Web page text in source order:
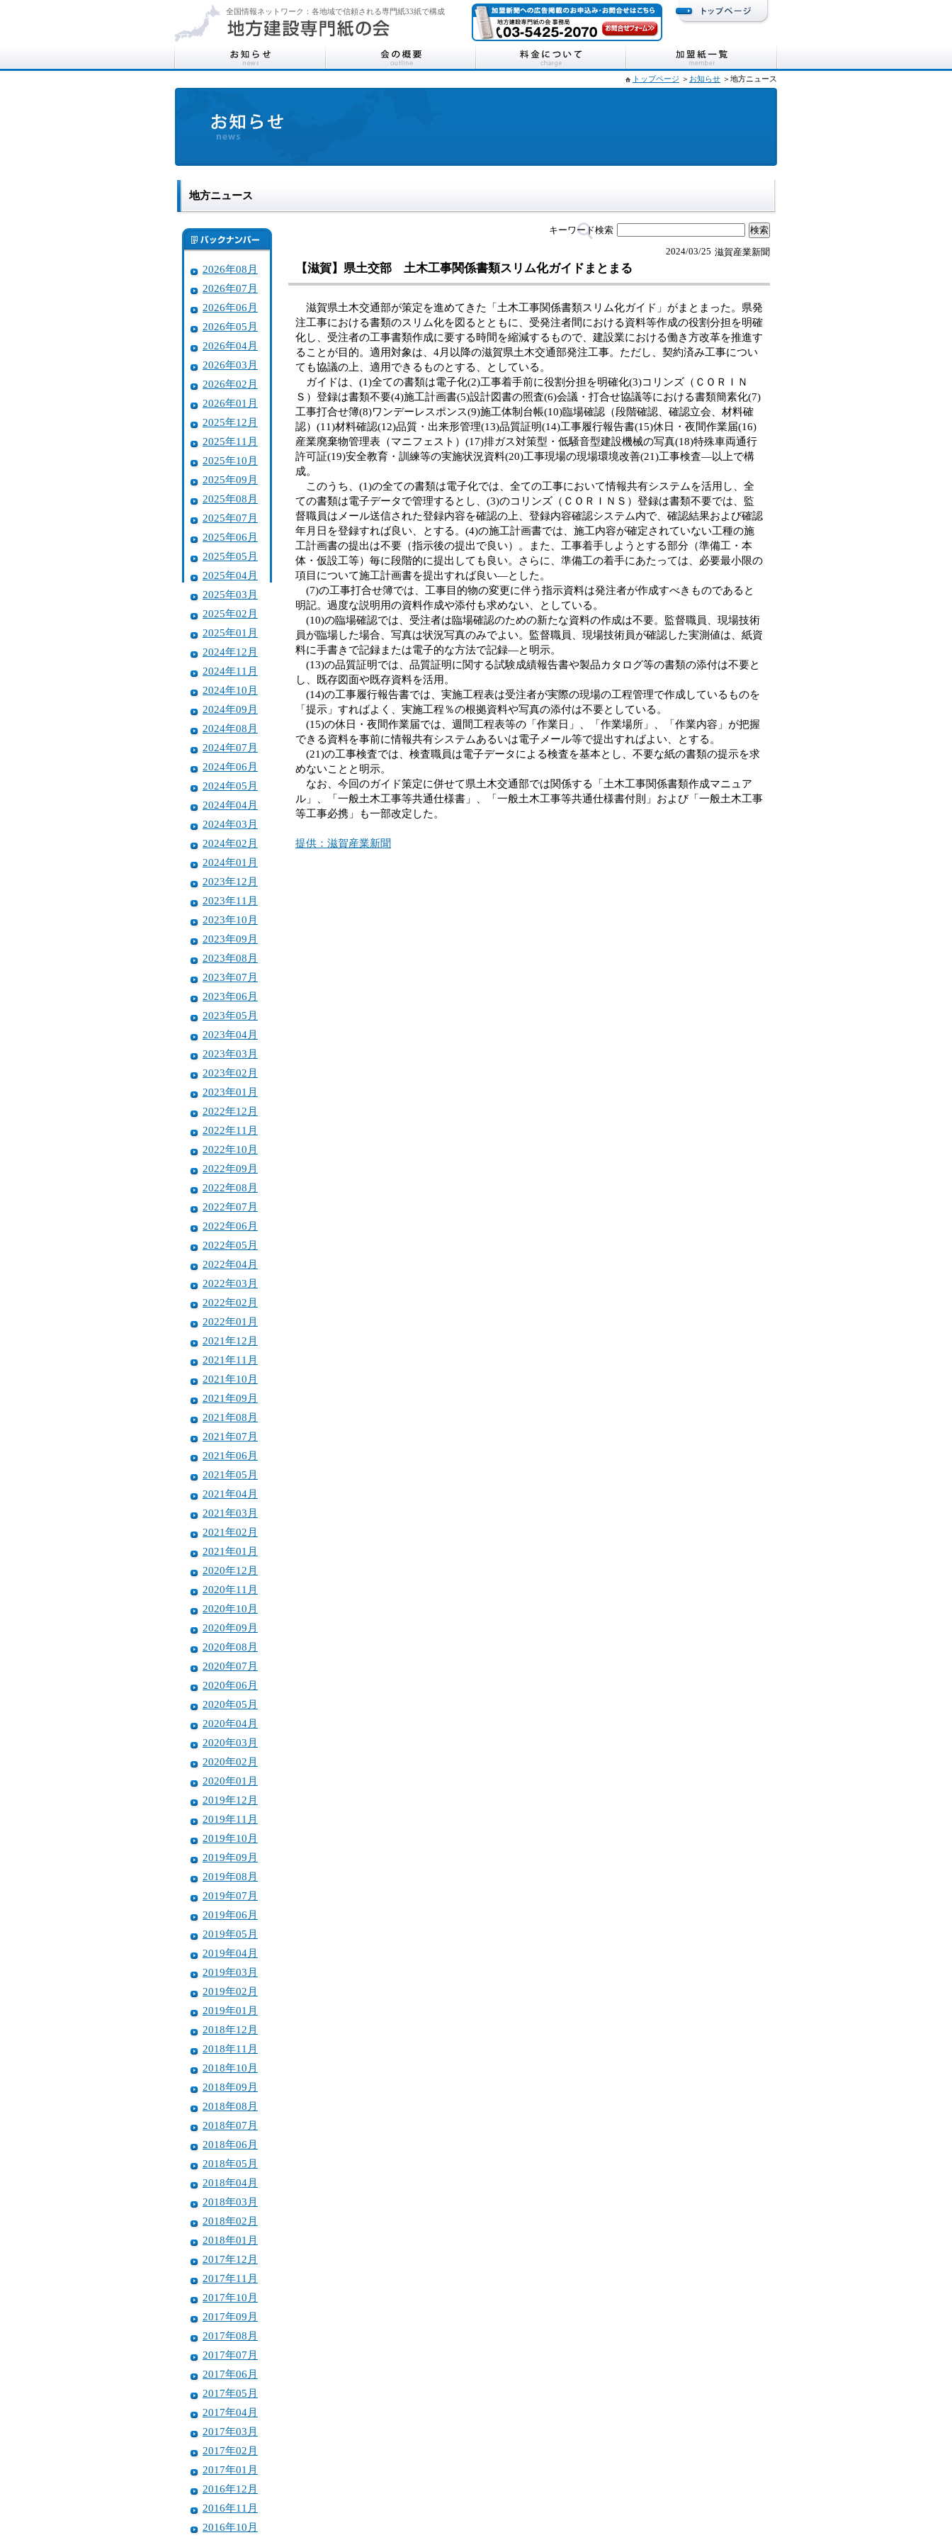
全国情報ネットワーク：各地域で信頼される専門紙33紙で構成
トップページ ＞ お知らせ ＞地方ニュース
地方ニュース
2026年08月
2026年07月
2026年06月
2026年05月
2026年04月
2026年03月
2026年02月
2026年01月
2025年12月
2025年11月
2025年10月
2025年09月
2025年08月
2025年07月
2025年06月
2025年05月
2025年04月
2025年03月
2025年02月
2025年01月
2024年12月
2024年11月
2024年10月
2024年09月
2024年08月
2024年07月
2024年06月
2024年05月
2024年04月
2024年03月
2024年02月
2024年01月
2023年12月
2023年11月
2023年10月
2023年09月
2023年08月
2023年07月
2023年06月
2023年05月
2023年04月
2023年03月
2023年02月
2023年01月
2022年12月
2022年11月
2022年10月
2022年09月
2022年08月
2022年07月
2022年06月
2022年05月
2022年04月
2022年03月
2022年02月
2022年01月
2021年12月
2021年11月
2021年10月
2021年09月
2021年08月
2021年07月
2021年06月
2021年05月
2021年04月
2021年03月
2021年02月
2021年01月
2020年12月
2020年11月
2020年10月
2020年09月
2020年08月
2020年07月
2020年06月
2020年05月
2020年04月
2020年03月
2020年02月
2020年01月
2019年12月
2019年11月
2019年10月
2019年09月
2019年08月
2019年07月
2019年06月
2019年05月
2019年04月
2019年03月
2019年02月
2019年01月
2018年12月
2018年11月
2018年10月
2018年09月
2018年08月
2018年07月
2018年06月
2018年05月
2018年04月
2018年03月
2018年02月
2018年01月
2017年12月
2017年11月
2017年10月
2017年09月
2017年08月
2017年07月
2017年06月
2017年05月
2017年04月
2017年03月
2017年02月
2017年01月
2016年12月
2016年11月
2016年10月
キーワード検索
滋賀産業新聞
2024/03/25
【滋賀】県土交部 土木工事関係書類スリム化ガイドまとまる
滋賀県土木交通部が策定を進めてきた「土木工事関係書類スリム化ガイド」がまとまった。県発
注工事における書類のスリム化を図るとともに、受発注者間における資料等作成の役割分担を明確
化し、受注者の工事書類作成に要する時間を縮減するもので、建設業における働き方改革を推進す
ることが目的。適用対象は、4月以降の滋賀県土木交通部発注工事。ただし、契約済み工事につい
ても協議の上、適用できるものとする、としている。
ガイドは、(1)全ての書類は電子化(2)工事着手前に役割分担を明確化(3)コリンズ（ＣＯＲＩＮ
Ｓ）登録は書類不要(4)施工計画書(5)設計図書の照査(6)会議・打合せ協議等における書類簡素化(7)
工事打合せ簿(8)ワンデーレスポンス(9)施工体制台帳(10)臨場確認（段階確認、確認立会、材料確
認）(11)材料確認(12)品質・出来形管理(13)品質証明(14)工事履行報告書(15)休日・夜間作業届(16)
産業廃棄物管理表（マニフェスト）(17)排ガス対策型・低騒音型建設機械の写真(18)特殊車両通行
許可証(19)安全教育・訓練等の実施状況資料(20)工事現場の現場環境改善(21)工事検査―以上で構
成。
このうち、(1)の全ての書類は電子化では、全ての工事において情報共有システムを活用し、全
ての書類は電子データで管理するとし、(3)のコリンズ（ＣＯＲＩＮＳ）登録は書類不要では、監
督職員はメール送信された登録内容を確認の上、登録内容確認システム内で、確認結果および確認
年月日を登録すれば良い、とする。(4)の施工計画書では、施工内容が確定されていない工種の施
工計画書の提出は不要（指示後の提出で良い）。また、工事着手しようとする部分（準備工・本
体・仮設工等）毎に段階的に提出しても良い。さらに、準備工の着手にあたっては、必要最小限の
項目について施工計画書を提出すれば良い―とした。
(7)の工事打合せ簿では、工事目的物の変更に伴う指示資料は発注者が作成すべきものであると
明記。過度な説明用の資料作成や添付も求めない、としている。
(10)の臨場確認では、受注者は臨場確認のための新たな資料の作成は不要。監督職員、現場技術
員が臨場した場合、写真は状況写真のみでよい。監督職員、現場技術員が確認した実測値は、紙資
料に手書きで記録または電子的な方法で記録―と明示。
(13)の品質証明では、品質証明に関する試験成績報告書や製品カタログ等の書類の添付は不要と
し、既存図面や既存資料を活用。
(14)の工事履行報告書では、実施工程表は受注者が実際の現場の工程管理で作成しているものを
「提示」すればよく、実施工程％の根拠資料や写真の添付は不要としている。
(15)の休日・夜間作業届では、週間工程表等の「作業日」、「作業場所」、「作業内容」が把握
できる資料を事前に情報共有システムあるいは電子メール等で提出すればよい、とする。
(21)の工事検査では、検査職員は電子データによる検査を基本とし、不要な紙の書類の提示を求
めないことと明示。
なお、今回のガイド策定に併せて県土木交通部では関係する「土木工事関係書類作成マニュア
ル」、「一般土木工事等共通仕様書」、「一般土木工事等共通仕様書付則」および「一般土木工事
等工事必携」も一部改定した。
提供：滋賀産業新聞